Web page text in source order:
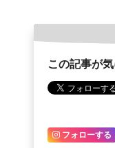
この記事が
フォローする